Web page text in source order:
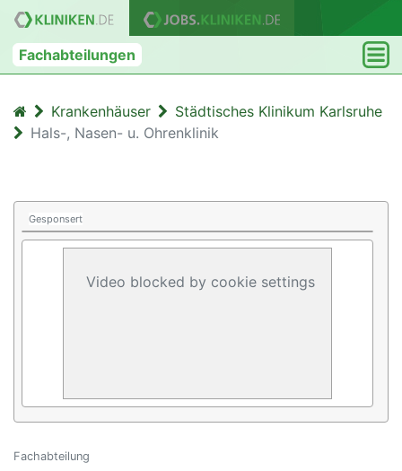
Fachabteilungen
Krankenhäuser
Städtisches Klinikum Karlsruhe
Hals-, Nasen- u. Ohrenklinik
Gesponsert
Video blocked by cookie settings
Fachabteilung